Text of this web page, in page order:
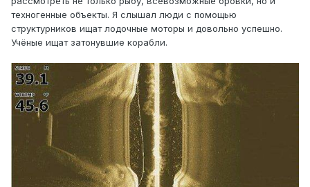
техногенные объекты. Я слышал люди с помощью
структурников ищат лодочные моторы и довольно успешно.
Учёные ищат затонувшие корабли.